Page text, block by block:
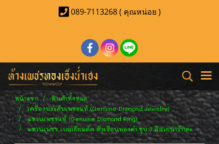
089-7113268 ( คุณหน่อย )
หน้าแรก
สินค้าทั้งหมด
เครื่องประดับเพชรแท้ (Genuine Diamond Jewelry)
แหวนเพชรแท้ (Genuine Diamond Ring)
แหวนเพชร เบลเยี่ยมคัต ตัวเรือนทองคำ ชุบ 3 สีสวยน่ารักค่ะ